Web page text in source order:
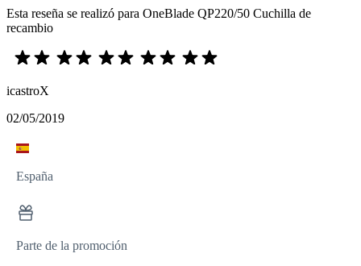
Esta reseña se realizó para OneBlade QP220/50 Cuchilla de
recambio
icastroX
02/05/2019
España
Parte de la promoción